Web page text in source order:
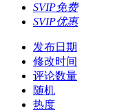
SVIP免费
SVIP优惠
发布日期
修改时间
评论数量
随机
热度